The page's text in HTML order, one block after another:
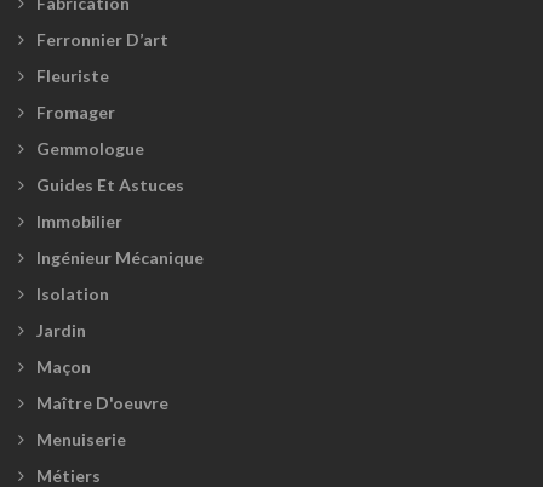
Ferronnier D’art
Fleuriste
Fromager
Gemmologue
Guides Et Astuces
Immobilier
Ingénieur Mécanique
Isolation
Jardin
Maçon
Maître D'oeuvre
Menuiserie
Métiers